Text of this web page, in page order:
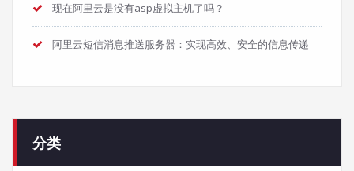
现在阿里云是没有asp虚拟主机了吗？
阿里云短信消息推送服务器：实现高效、安全的信息传递
分类